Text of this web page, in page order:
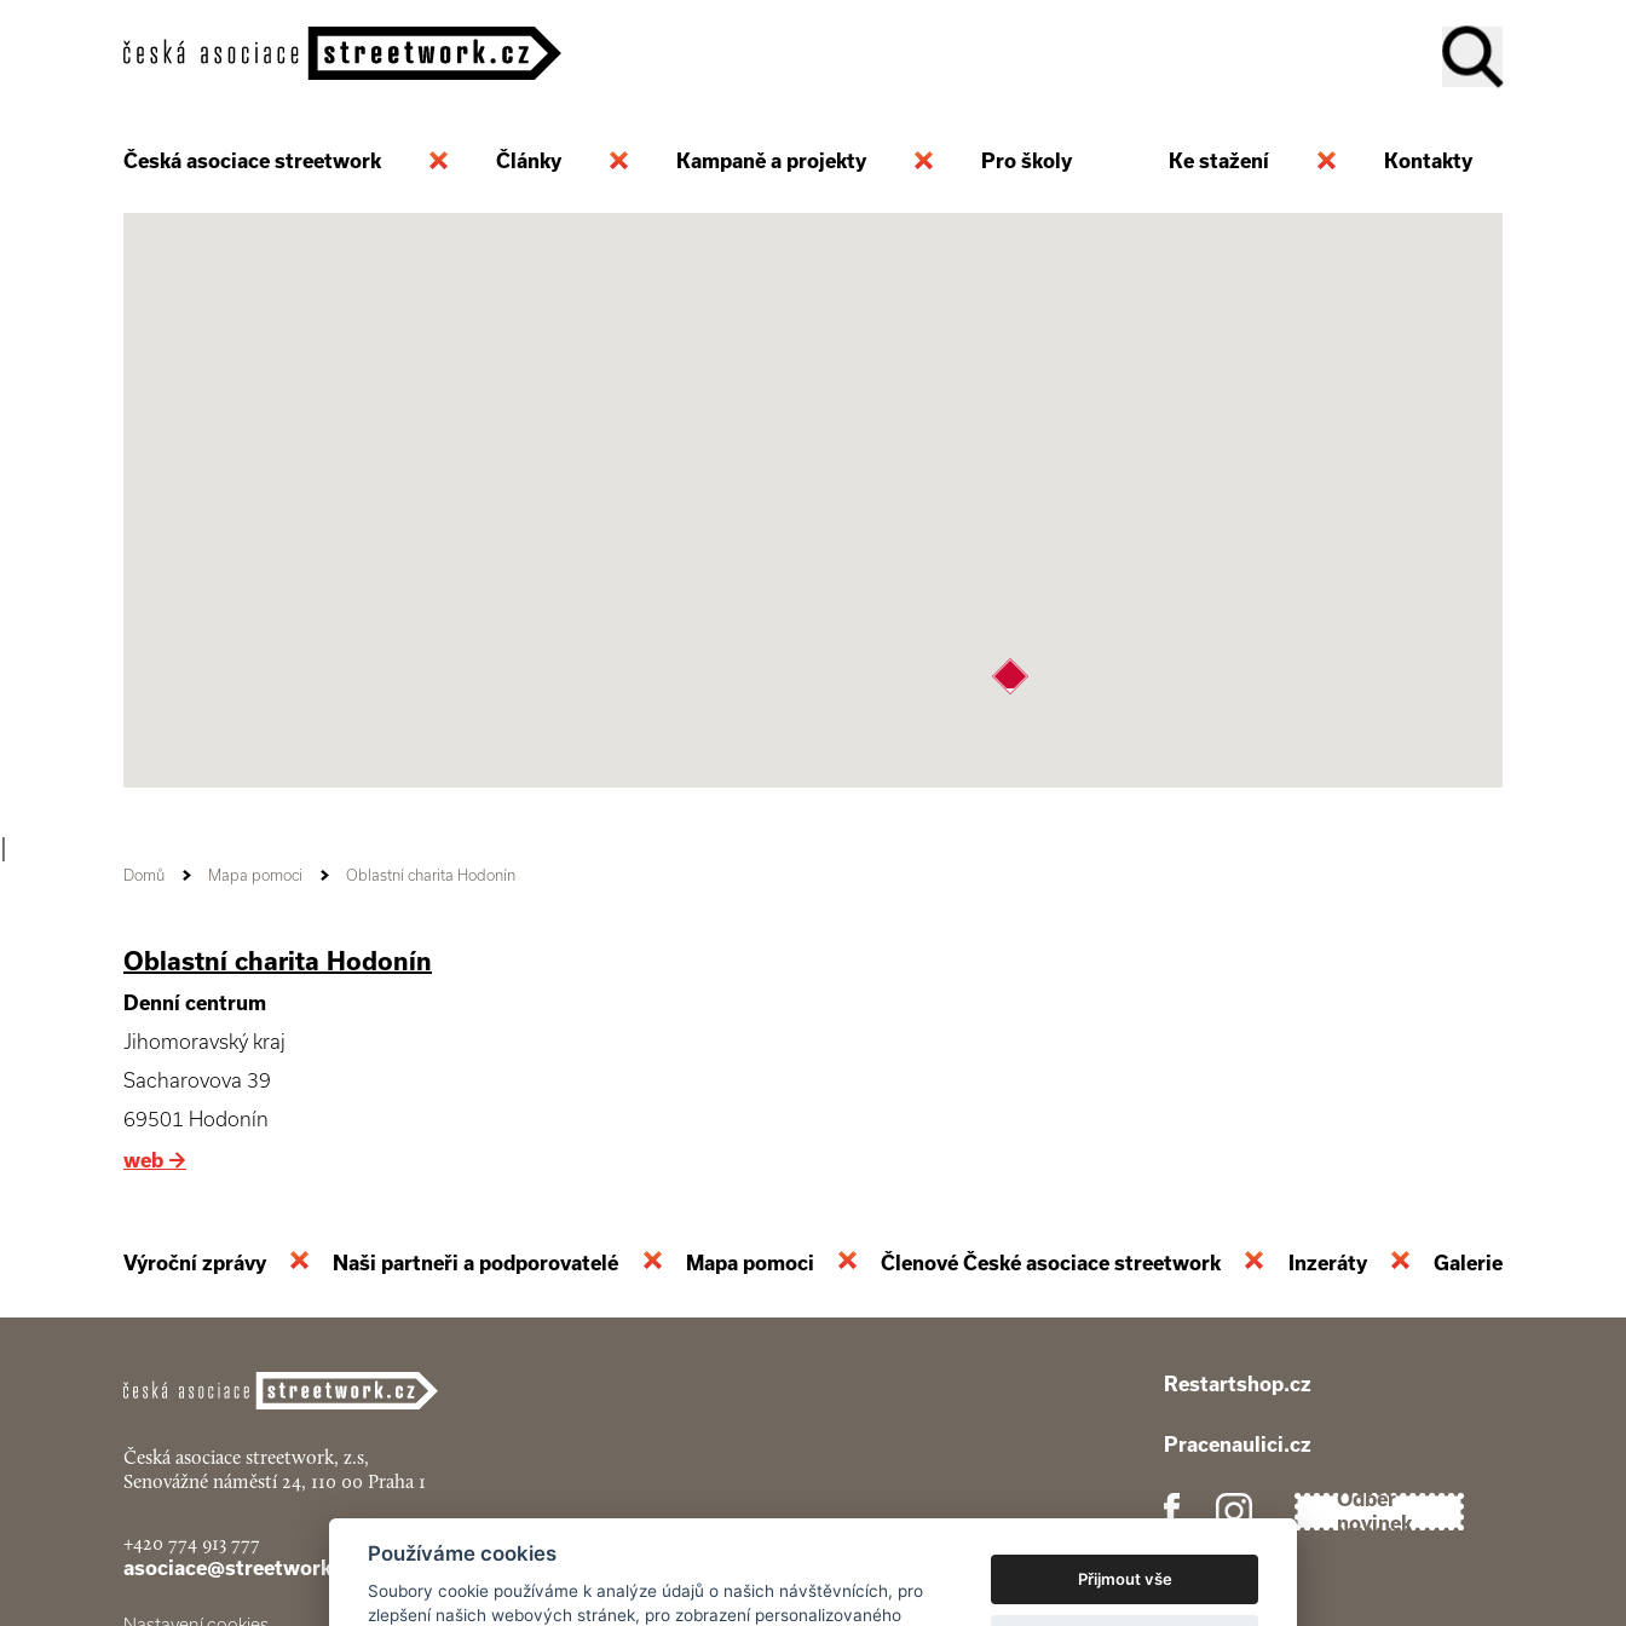
Česká asociace streetwork Články Kampaně a projekty Pro školy Ke stažení Kontakty
Domů Mapa pomoci Oblastní charita Hodonín
Oblastní charita Hodonín
Denní centrum
Jihomoravský kraj
Sacharovova 39
69501 Hodonín
web →
Výroční zprávy Naši partneři a podporovatelé Mapa pomoci Členové České asociace streetwork Inzeráty Galerie
Česká asociace streetwork, z.s,
Senovážné náměstí 24, 110 00 Praha 1
+420 774 913 777
asociace@streetwork.cz
Restartshop.cz
Pracenaulici.cz
Odběr
novinek
Používáme cookies
Soubory cookie používáme k analýze údajů o našich návštěvnících, pro
zlepšení našich webových stránek, pro zobrazení personalizovaného
Přijmout vše